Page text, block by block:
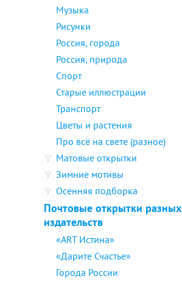
Музыка
Рисунки
Россия, города
Россия, природа
Спорт
Старые иллюстрации
Транспорт
Цветы и растения
Про всё на свете (разное)
Матовые открытки
Зимние мотивы
Осенняя подборка
Почтовые открытки разных
издательств
«ART Истина»
«Дарите Счастье»
Города России